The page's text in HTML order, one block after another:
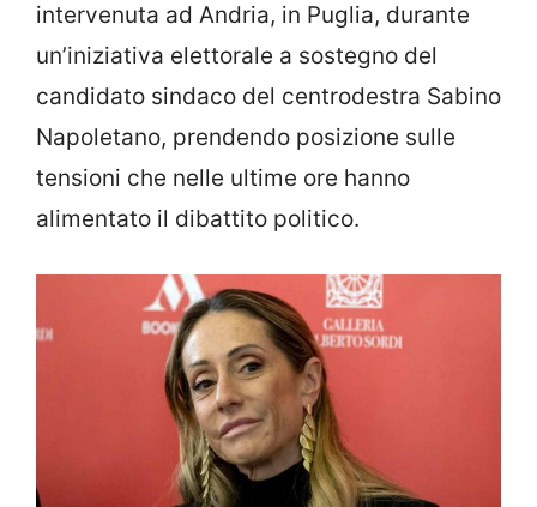
intervenuta ad Andria, in Puglia, durante
un’iniziativa elettorale a sostegno del
candidato sindaco del centrodestra Sabino
Napoletano, prendendo posizione sulle
tensioni che nelle ultime ore hanno
alimentato il dibattito politico.